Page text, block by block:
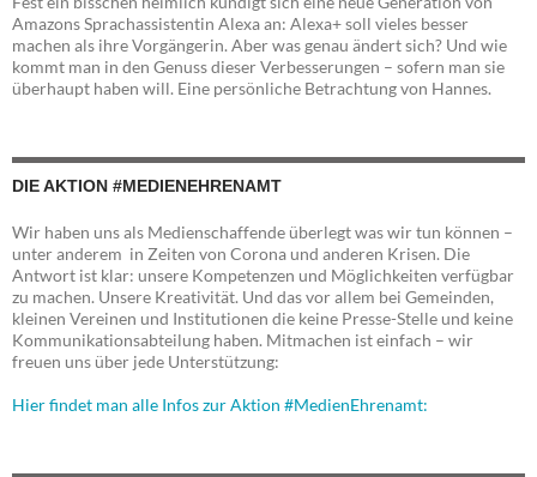
Amazons Sprachassistentin Alexa an: Alexa+ soll vieles besser
machen als ihre Vorgängerin. Aber was genau ändert sich? Und wie
kommt man in den Genuss dieser Verbesserungen – sofern man sie
überhaupt haben will. Eine persönliche Betrachtung von Hannes.
DIE AKTION #MEDIENEHRENAMT
Wir haben uns als Medienschaffende überlegt was wir tun können –
unter anderem in Zeiten von Corona und anderen Krisen. Die
Antwort ist klar: unsere Kompetenzen und Möglichkeiten verfügbar
zu machen. Unsere Kreativität. Und das vor allem bei Gemeinden,
kleinen Vereinen und Institutionen die keine Presse-Stelle und keine
Kommunikationsabteilung haben. Mitmachen ist einfach – wir
freuen uns über jede Unterstützung:
Hier findet man alle Infos zur Aktion #MedienEhrenamt: